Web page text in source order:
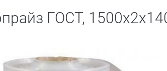
ГОСТ,